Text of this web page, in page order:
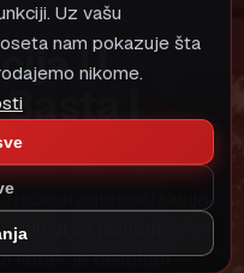
AI AUTOMATIZACIJA
U
|
ai automatizacija
sa jasnom
korak je besplatn
Uz vašu
nam pokazuje šta
nikome.